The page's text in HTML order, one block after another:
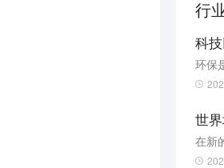
行
科
环保
世
在新